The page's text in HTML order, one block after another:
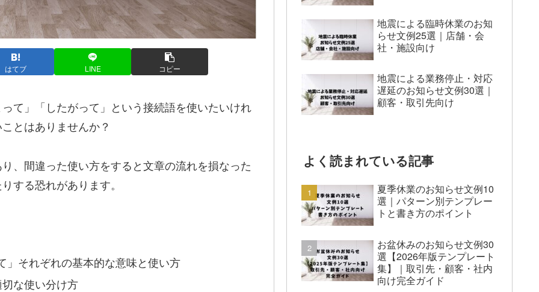
はてブ LINE コピー
て」「したがって」という接続語を使いたいけれ
とはありませんか？
、間違った使い方をすると文章の流れを損なった
する恐れがあります。
」それぞれの基本的な意味と使い方
な使い分け方
地震による臨時休業のお知
らせ文例25選｜店舗・会
社・施設向け
地震による業務停止・対応
遅延のお知らせ文例30選｜
顧客・取引先向け
よく読まれている記事
夏季休業のお知らせ文例10
選｜パターン別テンプレー
トと書き方のポイント
お盆休みのお知らせ文例30
選【2026年版テンプレート
集】｜取引先・顧客・社内
向け完全ガイド